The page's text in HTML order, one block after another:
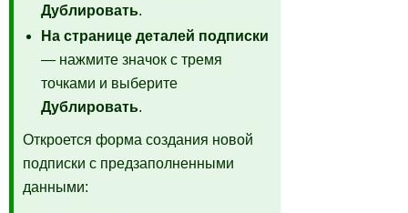
Дублировать.
На странице деталей подписки
— нажмите значок с тремя
точками и выберите
Дублировать.
Откроется форма создания новой
подписки с предзаполненными
данными: